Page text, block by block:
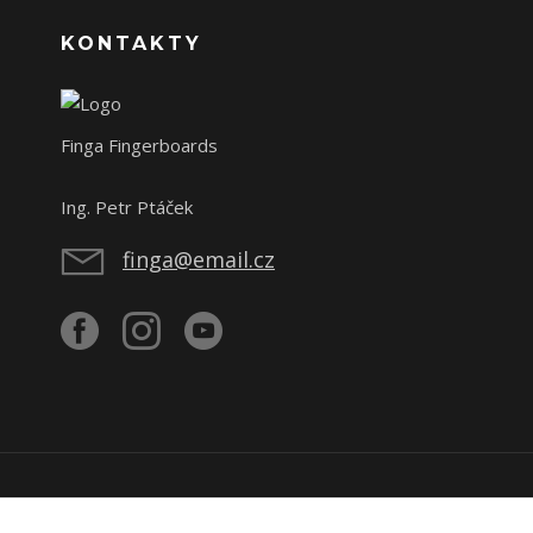
KONTAKTY
Finga Fingerboards
Ing. Petr Ptáček
finga@email.cz